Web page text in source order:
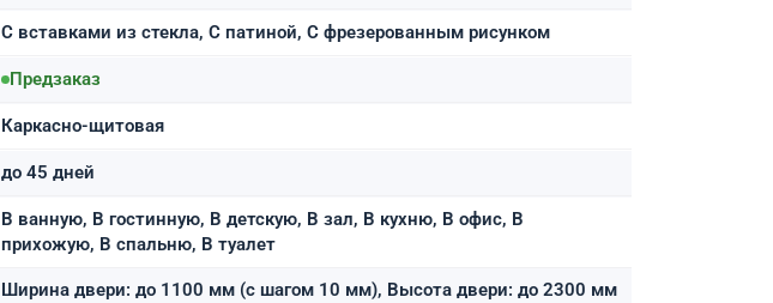
С вставками из стекла, С патиной, С фрезерованным рисунком
Предзаказ
Каркасно-щитовая
до 45 дней
В ванную, В гостинную, В детскую, В зал, В кухню, В офис, В
прихожую, В спальню, В туалет
Ширина двери: до 1100 мм (с шагом 10 мм), Высота двери: до 2300 мм